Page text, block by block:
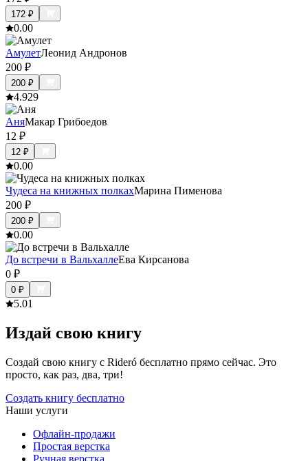
172 ₽
0.00
АмулетЛеонид Андронов
200 ₽
200 ₽
4.929
АняМакар Грибоедов
12 ₽
12 ₽
0.00
Чудеса на книжных полкахМарина Пименова
200 ₽
200 ₽
0.00
До встречи в ВальхаллеЕва Кирсанова
0 ₽
0 ₽
5.01
Издай свою книгу
Создай свою книгу с Rideró бесплатно прямо сейчас. Это
просто, как раз, два, три!
Создать книгу бесплатно
Наши услуги
Офлайн-продажи
Простая верстка
Ручная верстка